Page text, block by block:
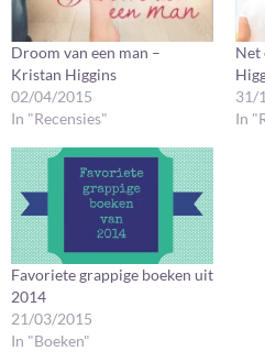
Droom van een man –
Kristan Higgins
02/04/2015
In "Recensies"
Net
31/
In
Favoriete grappige boeken uit
2014
21/03/2015
In "Boeken"